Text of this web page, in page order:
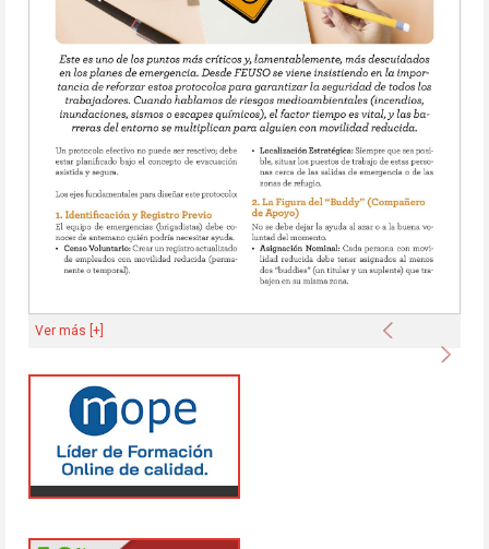
Anterior
Ver más [+]